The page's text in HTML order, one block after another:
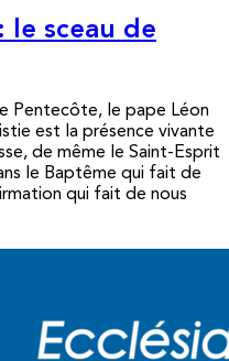
le sceau de
Pentecôte, le pape Léon
est la présence vivante
de même le Saint-Esprit
le Baptême qui fait de
qui fait de nous